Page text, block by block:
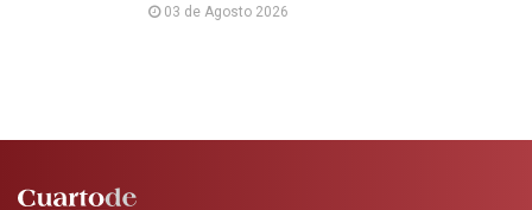
03 de Agosto 2026